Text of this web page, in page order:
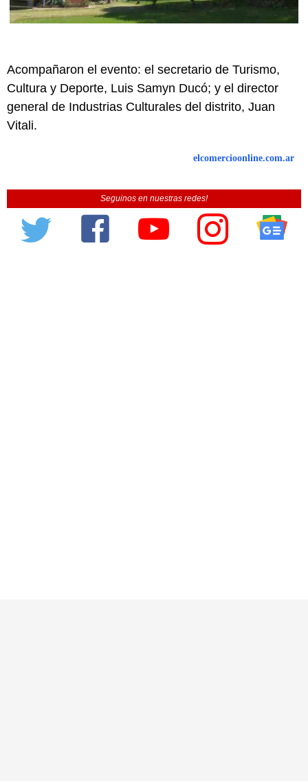
Acompañaron el evento: el secretario de Turismo,
Cultura y Deporte, Luis Samyn Ducó; y el director
general de Industrias Culturales del distrito, Juan
Vitali.
elcomercioonline.com.ar
Seguinos en nuestras redes!